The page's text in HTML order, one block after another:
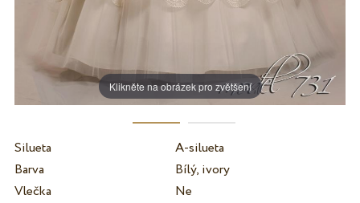
Klikněte na obrázek pro zvětšení
Silueta
A-silueta
Barva
Bílý, ivory
Vlečka
Ne